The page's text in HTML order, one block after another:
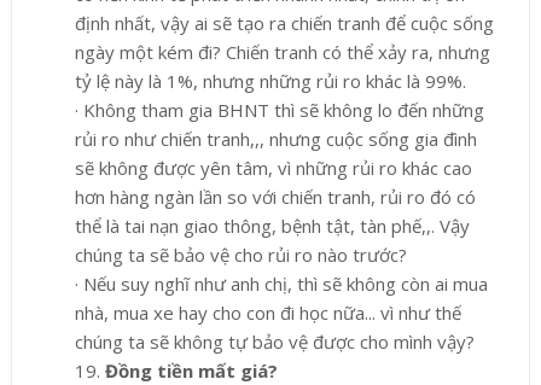
định nhất, vậy ai sẽ tạo ra chiến tranh để cuộc sống
ngày một kém đi? Chiến tranh có thể xảy ra, nhưng
tỷ lệ này là 1%, nhưng những rủi ro khác là 99%.
· Không tham gia BHNT thì sẽ không lo đến những
rủi ro như chiến tranh,,, nhưng cuộc sống gia đình
sẽ không được yên tâm, vì những rủi ro khác cao
hơn hàng ngàn lần so với chiến tranh, rủi ro đó có
thể là tai nạn giao thông, bệnh tật, tàn phế,,. Vậy
chúng ta sẽ bảo vệ cho rủi ro nào trước?
· Nếu suy nghĩ như anh chị, thì sẽ không còn ai mua
nhà, mua xe hay cho con đi học nữa... vì như thế
chúng ta sẽ không tự bảo vệ được cho mình vậy?
19. Đồng tiền mất giá?